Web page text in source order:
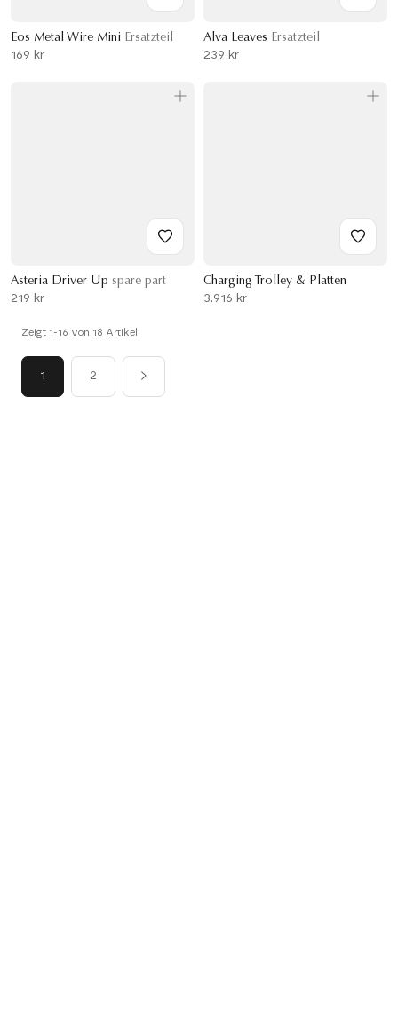
Eos Metal Wire Mini Ersatzteil
169 kr
Alva Leaves Ersatzteil
239 kr
Asteria Driver Up spare part
219 kr
Charging Trolley & Platten
3.916 kr
Zeigt 1-16 von 18 Artikel
1 2